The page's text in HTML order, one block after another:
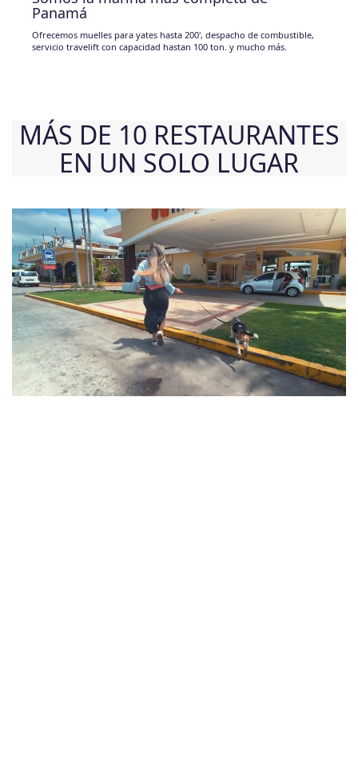
Panamá
Ofrecemos muelles para yates hasta 200', despacho de combustible,
servicio travelift con capacidad hastan 100 ton. y mucho más.
MÁS DE 10 RESTAURANTES
EN UN SOLO LUGAR